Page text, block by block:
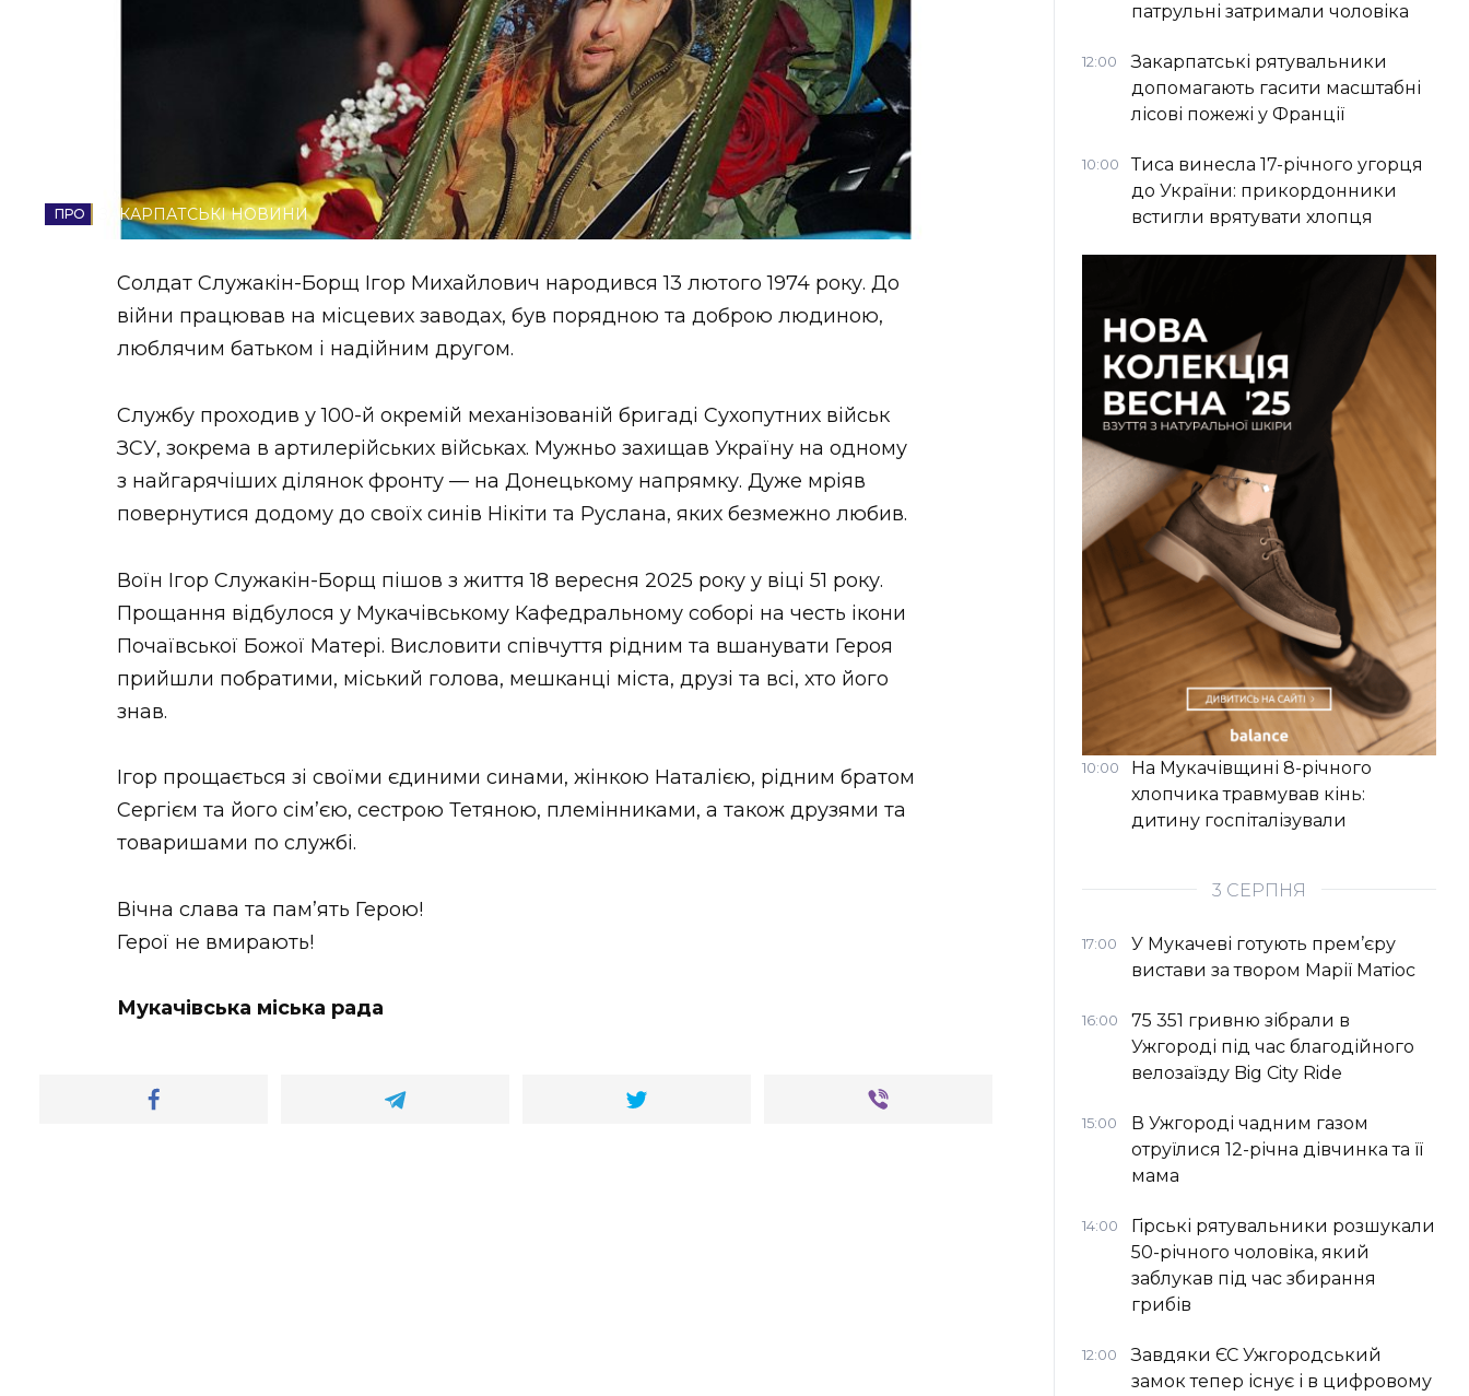
НОВИНИ ЗАХІДНОЇ УКРАЇНИ
ЗАКАРПАТСЬКІ НОВИНИ
Солдат Служакін-Борщ Ігор Михайлович народився 13 лютого 1974 року. До
війни працював на місцевих заводах, був порядною та доброю людиною,
люблячим батьком і надійним другом.
Службу проходив у 100-й окремій механізованій бригаді Сухопутних військ
ЗСУ, зокрема в артилерійських військах. Мужньо захищав Україну на одному
з найгарячіших ділянок фронту — на Донецькому напрямку. Дуже мріяв
повернутися додому до своїх синів Нікіти та Руслана, яких безмежно любив.
Воїн Ігор Служакін-Борщ пішов з життя 18 вересня 2025 року у віці 51 року.
Прощання відбулося у Мукачівському Кафедральному соборі на честь ікони
Почаївської Божої Матері. Висловити співчуття рідним та вшанувати Героя
прийшли побратими, міський голова, мешканці міста, друзі та всі, хто його
знав.
Ігор прощається зі своїми єдиними синами, жінкою Наталією, рідним братом
Сергієм та його сім’єю, сестрою Тетяною, племінниками, а також друзями та
товаришами по службі.
Вічна слава та пам’ять Герою!
Герої не вмирають!
Мукачівська міська рада
патрульні затримали чоловіка
12:00
Закарпатські рятувальники
допомагають гасити масштабні
лісові пожежі у Франції
10:00
Тиса винесла 17-річного угорця
до України: прикордонники
встигли врятувати хлопця
10:00
На Мукачівщині 8-річного
хлопчика травмував кінь:
дитину госпіталізували
3 СЕРПНЯ
17:00
У Мукачеві готують прем’єру
вистави за твором Марії Матіос
16:00
75 351 гривню зібрали в
Ужгороді під час благодійного
велозаїзду Big Сity Ride
15:00
В Ужгороді чадним газом
отруїлися 12-річна дівчинка та її
мама
14:00
Гірські рятувальники розшукали
50-річного чоловіка, який
заблукав під час збирання
грибів
12:00
Завдяки ЄС Ужгородський
замок тепер існує і в цифровому